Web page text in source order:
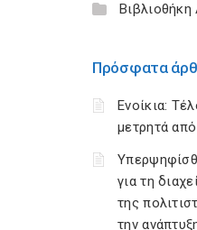
Πρόσφατα
Ενοίκια:
μετρητά
για τη
της
την